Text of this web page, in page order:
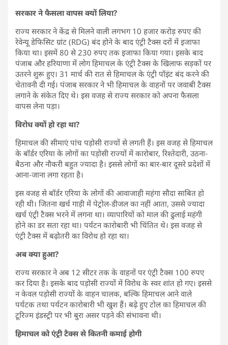
सरकार ने फैसला वापस क्यों लिया?
राज्य सरकार ने केंद्र से मिलने वाली लगभग 10 हजार करोड़ रुपए की
रेवेन्यू डेफिसिट ग्रांट (RDG) बंद होने के बाद एंट्री टैक्स दरों में इजाफा
किया था। इसमें 80 से 230 रुपए तक इजाफा किया गया। इसके बाद
पंजाब और हरियाणा में लोग हिमाचल के एंट्री टैक्स के खिलाफ सड़कों पर
उतरने शुरू हुए। 31 मार्च की रात से हिमाचल के एंट्री पॉइंट बंद करने की
चेतावनी दी गई। पंजाब सरकार ने भी हिमाचल के वाहनों पर जवाबी टैक्स
लगाने के संकेत दिए थे। इस वजह से राज्य सरकार को अपना फैसला
वापस लेना पड़ा।
विरोध क्यों हो रहा था?
हिमाचल की सीमाएं पांच पड़ोसी राज्यों से लगती हैं। इस वजह से हिमाचल
के बॉर्डर एरिया के लोगों का पड़ोसी राज्यों में कारोबार, रिश्तेदारी, उठना-
बैठना और नौकरी बहुत ज्यादा है। इससे लोगों का बार-बार दूसरे प्रदेशों में
आना-जाना लगा रहता है।
इस वजह से बॉर्डर एरिया के लोगों की आवाजाही महंगा सौदा साबित हो
रही थी। जितना खर्च गाड़ी में पेट्रोल-डीजल का नहीं आता, उससे ज्यादा
खर्च एंट्री टैक्स भरने में लगना था। व्यापारियों को माल की ढुलाई महंगी
होने का डर सता रहा था। पर्यटन कारोबारी भी चिंतित थे। इस वजह से
एंट्री टैक्स में बढ़ोतरी का विरोध हो रहा था।
अब क्या हुआ?
राज्य सरकार ने अब 12 सीटर तक के वाहनों पर एंट्री टैक्स 100 रुपए
कर दिया है। इसके बाद पड़ोसी राज्यों में विरोध के स्वर शांत हो गए। इससे
न केवल पड़ोसी राज्यों के वाहन चालक, बल्कि हिमाचल आने वाले
पर्यटक तथा पर्यटन कारोबारी भी खुश हैं। बढ़े हुए टोल का हिमाचल की
टूरिज्म इंडस्ट्री पर भी बुरा असर पड़ने की संभावना थी।
हिमाचल को एंट्री टैक्स से कितनी कमाई होगी